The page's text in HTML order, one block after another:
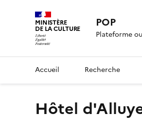
MINISTÈRE
DE LA CULTURE POP
Plateforme
Accueil Recherche
Hôtel